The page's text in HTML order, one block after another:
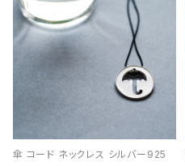
傘 コード ネックレス シルバー925